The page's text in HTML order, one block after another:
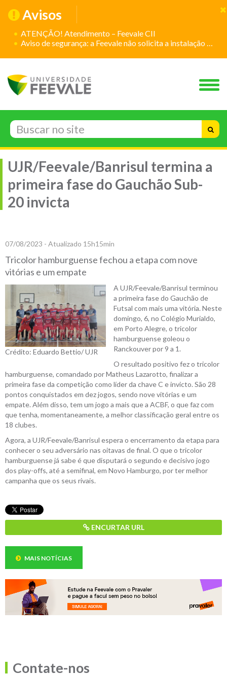
Avisos
ATENÇÃO! Atendimento – Feevale CII
Aviso de segurança: a Feevale não solicita a instalação de aplicativos
UJR/Feevale/Banrisul termina a
primeira fase do Gauchão Sub-
20 invicta
07/08/2023 - Atualizado 15h15min
Tricolor hamburguense fechou a etapa com nove
vitórias e um empate
Crédito: Eduardo Bettio/ UJR
A UJR/Feevale/Banrisul terminou
a primeira fase do Gauchão de
Futsal com mais uma vitória. Neste
domingo, 6, no Colégio Murialdo,
em Porto Alegre, o tricolor
hamburguense goleou o
Ranckouver por 9 a 1.
O resultado positivo fez o tricolor
hamburguense, comandado por Matheus Lazarotto, finalizar a
primeira fase da competição como líder da chave C e invicto. São 28
pontos conquistados em dez jogos, sendo nove vitórias e um
empate. Além disso, tem um jogo a mais que a ACBF, o que faz com
que tenha, momentaneamente, a melhor classificação geral entre os
18 clubes.
Agora, a UJR/Feevale/Banrisul espera o encerramento da etapa para
conhecer o seu adversário nas oitavas de final. O que o tricolor
hamburguense já sabe é que disputará o segundo e decisivo jogo
dos play-offs, até a semifinal, em Novo Hamburgo, por ter melhor
campanha que os seus rivais.
ENCURTAR URL
MAIS NOTÍCIAS
Contate-nos